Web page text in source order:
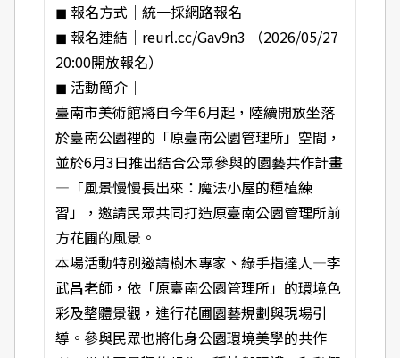
◼ 報名方式｜統一採網路報名
◼ 報名連結｜ reurl.cc/Gav9n3 （2026/05/27
20:00開放報名）
◼ 活動簡介｜
臺南市美術館將自今年6月起，陸續開放坐落
於臺南公園裡的「原臺南公園管理所」空間，
並於6月3日推出結合公眾參與的園藝共作計畫
—「風景慢慢長出來：魔法小屋的種植練
習」，邀請民眾共同打造原臺南公園管理所前
方花圃的風景。
本場活動特別邀請樹木專家、綠手指達人—李
武昌老師，依「原臺南公園管理所」的環境色
彩及整體景觀，進行花圃園藝規劃與現場引
導。參與民眾也將化身公園環境美學的共作